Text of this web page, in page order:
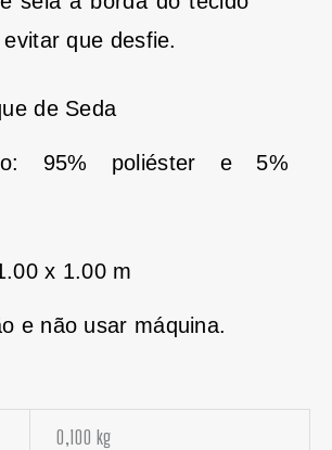
que desfie.
de Seda
95% poliéster e 5%
x 1.00 m
e não usar máquina.
0,100 kg